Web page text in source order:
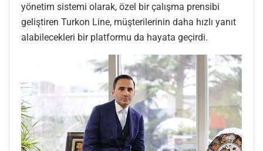
yönetim sistemi olarak, özel bir çalışma prensibi
geliştiren Turkon Line, müşterilerinin daha hızlı yanıt
alabilecekleri bir platformu da hayata geçirdi.